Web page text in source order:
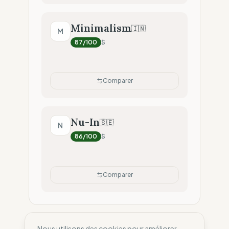
M Minimalism🇮🇳
87/100 $
Comparer
N Nu-In🇸🇪
86/100 $
Comparer